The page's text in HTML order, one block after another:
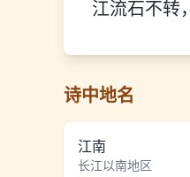
江流石不转
诗中地名
江南
长江以南地区